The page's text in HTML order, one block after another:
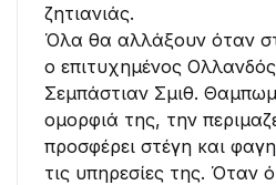
ζητιανιάς.
Όλα θα αλλάξουν όταν
ο επιτυχημένος Ολλανδός
Σεμπάστιαν Σμιθ.
ομορφιά της, την
προσφέρει στέγη και
τις υπηρεσίες της. Όταν